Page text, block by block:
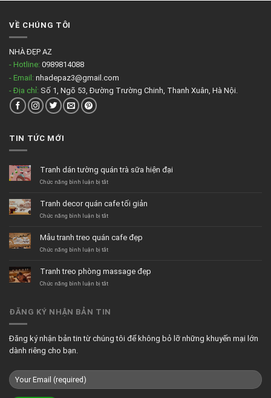
VỀ CHÚNG TÔI
NHÀ ĐẸP AZ
- Hotline: 0989814088
- Email: nhadepaz3@gmail.com
- Địa chỉ: Số 1, Ngõ 53, Đường Trường Chinh, Thanh Xuân, Hà Nội.
TIN TỨC MỚI
Tranh dán tường quán trà sữa hiện đại
Chức năng bình luận bị tắtở
tường
quán
hiện
đại
Tranh decor quán cafe tối giản
Chức năng bình luận bị tắtở
quán
cafe
Mẫu tranh treo quán cafe đẹp
Chức năng bình luận bị tắtở
treo
quán
Tranh treo phòng massage đẹp
Chức năng bình luận bị tắtở
phòng
ĐĂNG KÝ NHẬN BẢN TIN
Đăng ký nhận bản tin từ chúng tôi để không bỏ lỡ những khuyến mại lớn
dành riêng cho bạn.